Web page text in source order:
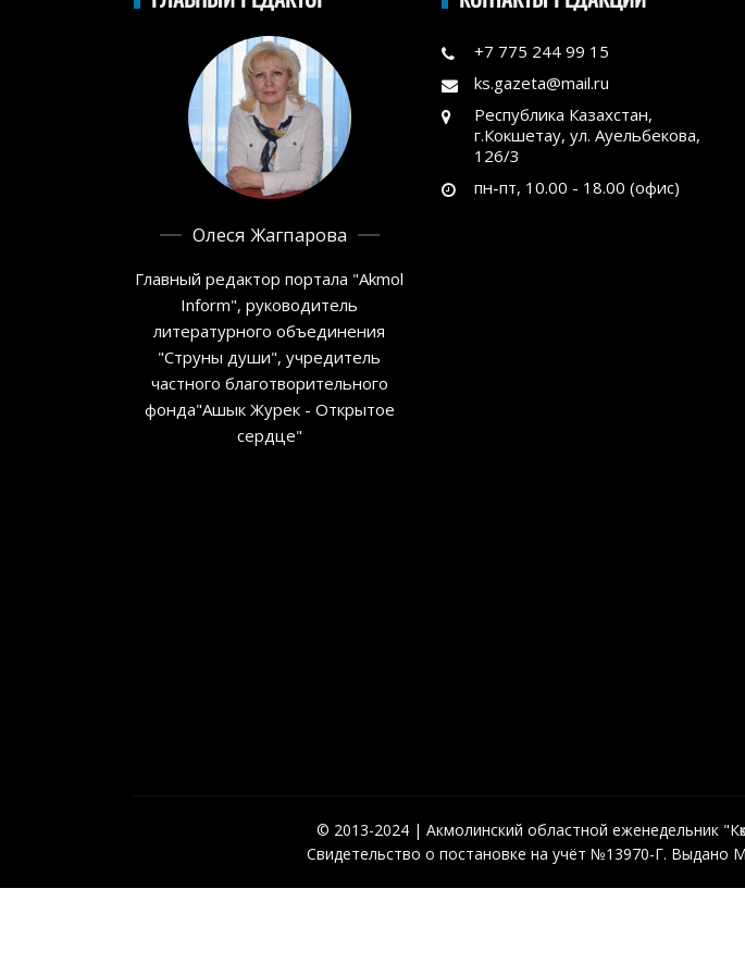
Олеся Жагпарова
Главный редактор портала "Akmol
Inform", руководитель
литературного объединения
"Струны души", учредитель
частного благотворительного
фонда"Ашык Журек - Открытое
сердце"
+7 775 244 99 15
ks.gazeta@mail.ru
Республика Казахстан,
г.Кокшетау, ул. Ауельбекова,
126/3
пн-пт, 10.00 - 18.00 (офис)
© 2013-2024 | Акмолинский областной еженедельник
Свидетельство о постановке на учёт №13970-Г. Выдано